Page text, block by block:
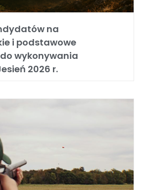
na
i podstawowe
wykonywania
2026 r.